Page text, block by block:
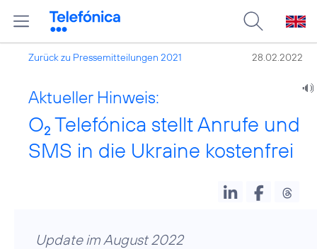
Zurück zu Pressemitteilungen 2021 28.02.2022
Aktueller Hinweis:
O2 Telefónica stellt Anrufe und
SMS in die Ukraine kostenfrei
Update im August 2022